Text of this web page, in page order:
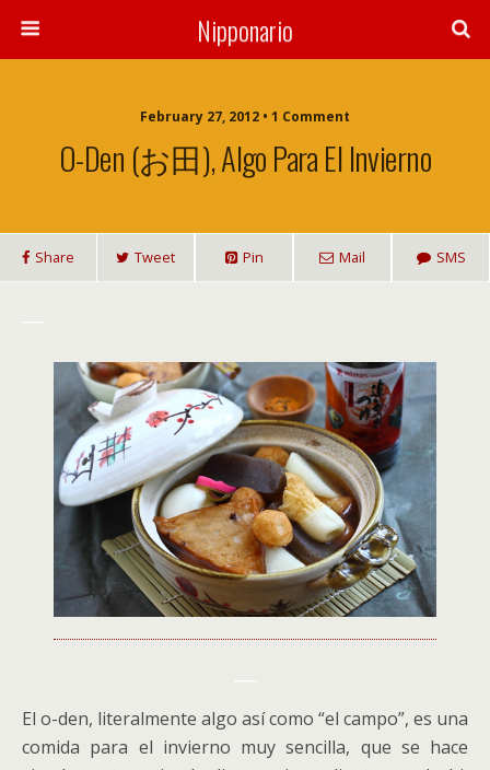
Nipponario
February 27, 2012 • 1 Comment
O-Den (お田), Algo Para El Invierno
Share Tweet Pin Mail SMS
El o-den, literalmente algo así como “el campo”, es una
comida para el invierno muy sencilla, que se hace